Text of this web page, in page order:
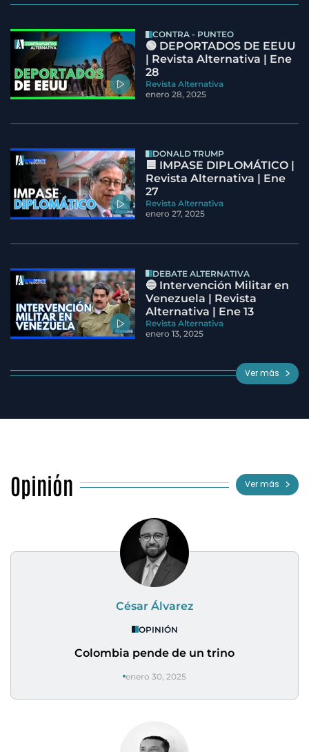
CONTRA - PUNTEO
🟢 DEPORTADOS DE EEUU
| Revista Alternativa | Ene
28
Revista Alternativa
enero 28, 2025
DONALD TRUMP
🟦 IMPASE DIPLOMÁTICO |
Revista Alternativa | Ene
27
Revista Alternativa
enero 27, 2025
DEBATE ALTERNATIVA
🔵 Intervención Militar en
Venezuela | Revista
Alternativa | Ene 13
Revista Alternativa
enero 13, 2025
Ver más
Opinión Ver más
César Álvarez
OPINIÓN
Colombia pende de un trino
enero 30, 2025